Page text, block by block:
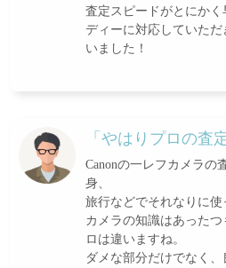
査定スピードがとにか
ディーに対応していた
いました！
「やはりプロの査
Canonの一レフカメラの
身、
旅行などでそれなりに使
カメラの知識はあった
ロは違いますね。
ダメな部分だけでなく